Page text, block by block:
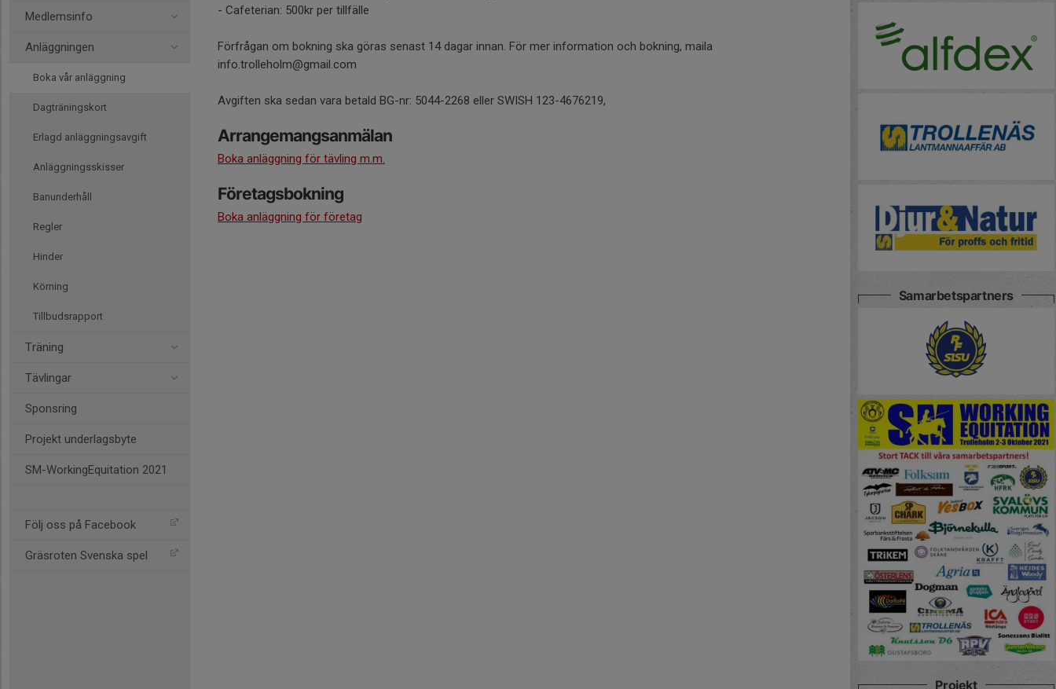
Medlemsinfo
Anläggningen
Boka vår anläggning
Dagträningskort
Erlagd anläggningsavgift
Anläggningsskisser
Banunderhåll
Regler
Hinder
Körning
Tillbudsrapport
Träning
Tävlingar
Sponsring
Projekt underlagsbyte
SM-WorkingEquitation 2021
Följ oss på Facebook
Gräsroten Svenska spel
- Cafeterian: 500kr per tillfälle
Förfrågan om bokning ska göras senast 14 dagar innan. För mer information och bokning, maila
info.trolleholm@gmail.com
Avgiften ska sedan vara betald BG-nr: 5044-2268 eller SWISH 123-4676219,
Arrangemangsanmälan
Boka anläggning för tävling m.m.
Företagsbokning
Boka anläggning för företag
Samarbetspartners
Projekt